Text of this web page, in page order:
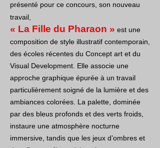
présenté pour ce concours, son nouveau
travail,
« La Fille du Pharaon » est une
composition de style illustratif contemporain,
des écoles récentes du Concept art et du
Visual Development. Elle associe une
approche graphique épurée à un travail
particulièrement soigné de la lumière et des
ambiances colorées. La palette, dominée
par des bleus profonds et des verts froids,
instaure une atmosphère nocturne
immersive, tandis que les jeux d’ombres et